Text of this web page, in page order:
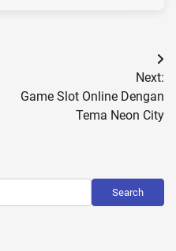
Next:
Game Slot Online Dengan
Tema Neon City
Search